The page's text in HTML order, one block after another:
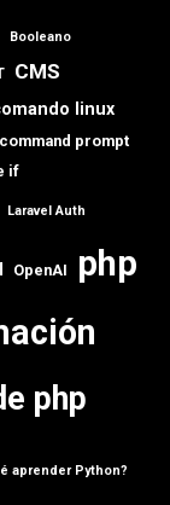
Booleano
CMS
linux
command prompt
if
Laravel Auth
OpenAI php
php
aprender Python?